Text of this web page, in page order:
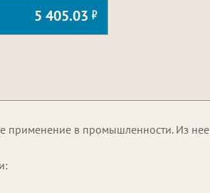
5 405.03
применение в промышленности. Из нее